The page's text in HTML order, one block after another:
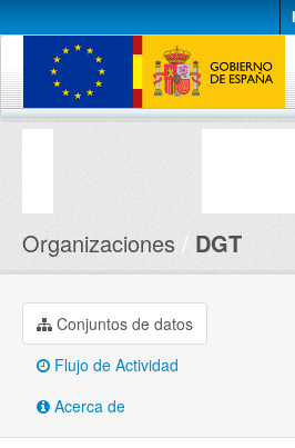
Conjuntos de datos
Organizaciones DGT
Conjuntos de datos
Flujo de Actividad
Acerca de